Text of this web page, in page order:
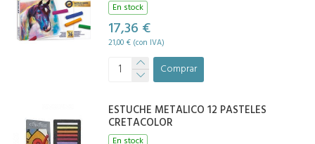
En stock
17,36 €
21,00 € (con IVA)
Comprar
ESTUCHE METALICO 12 PASTELES
CRETACOLOR